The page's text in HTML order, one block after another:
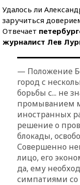
Удалось ли
заручиться
Отвечает
журналист Лев
— Положение
город с
борьбы с... не
промыванием
иностранных
решение о
блокады,
Совершенно
лицо, его
да, ему
симпатиями